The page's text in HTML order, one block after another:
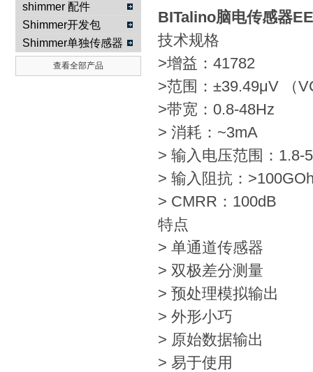
shimmer 配件
Shimmer开发包
Shimmer单独传感器
查看全部产品
BITalino脑电传感器
技术规格
>增益：41782
>范围：±39.49μV （
>带宽：0.8-48Hz
> 消耗：~3mA
> 输入电压范围：1.8-
> 输入阻抗：
> CMRR：100dB
特点
> 单通道传感器
> 双极差分测量
> 预处理模拟输出
> 外形小巧
> 原始数据输出
> 易于使用